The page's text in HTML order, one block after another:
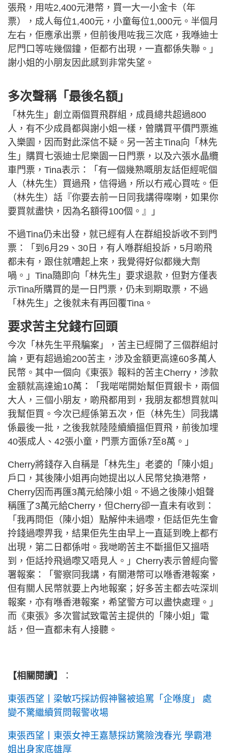
張飛，用咗2,400元港幣，買一大一小金卡（年
票），成人每位1,400元，小童每位1,000元。半個月
左右，佢應承出票，但前後甩咗我三次底，我喺迪士
尼門口等咗幾個鐘，佢都冇出現，一直都係失聯。」
謝小姐的小朋友因此感到非常失望。
多次聲稱「最後名額」
「林先生」創立兩個買飛群組，成員總共超過800
人，有不少成員都與謝小姐一樣，曾購買平價門票進
入樂園，因而對此深信不疑。另一苦主Tina向「林先
生」購買七張迪士尼樂園一日門票，以及六張水晶纜
車門票，Tina表示：「有一個幾熟嘅朋友話佢經呢個
人（林先生）買過飛，信得過，所以冇戒心買咗。佢
（林先生）話『你要去前一日同我講得㗎喇，如果你
要買就盡快，因為名額得100個。』」
不過Tina仍未出發，就已經有人在群組投訴收不到門
票：「到6月29、30日，有人喺群組投訴，5月啲飛
都未有，跟住就嘈起上來，我覺得好似都幾大劑
喎。」Tina隨即向「林先生」要求退款，但對方僅表
示Tina所購買的是一日門票，仍未到期取票，不過
「林先生」之後就未有再回覆Tina。
要求苦主兌錢冇回頭
今次「林先生平飛騙案」，苦主已經開了三個群組討
論，更有超過逾200苦主，涉及金額更高達60多萬人
民幣。其中一個向《東張》報料的苦主Cherry，涉款
金額就高達逾10萬：「我啱啱開始幫佢買銀卡，兩個
大人，三個小朋友，啲飛都用到，我朋友都想買就叫
我幫佢買。今次已經係第五次，佢（林先生）同我講
係最後一批，之後我就陸陸續續搵佢買飛，前後加埋
40張成人、42張小童，門票方面係7至8萬。」
Cherry將錢存入自稱是「林先生」老婆的「陳小姐」
戶口，其後陳小姐再向她提出以人民幣兌換港幣，
Cherry因而再匯3萬元給陳小姐。不過之後陳小姐聲
稱匯了3萬元給Cherry，但Cherry卻一直未有收到：
「我再問佢（陳小姐）點解仲未過嚟，佢話佢先生會
拎錢過嚟畀我，結果佢先生由早上一直延到晚上都冇
出現，第二日都係咁。我哋啲苦主不斷搵佢又搵唔
到，佢話拎飛過嚟又唔見人。」Cherry表示曾經向警
署報案：「警察同我講，有關港幣可以喺香港報案，
但有關人民幣就要上內地報案；好多苦主都去咗深圳
報案，亦有喺香港報案，希望警方可以盡快處理。」
而《東張》多次嘗試致電苦主提供的「陳小姐」電
話，但一直都未有人接聽。
【相關閱讀】 ：
東張西望丨梁敏巧採訪假神醫被追罵「企喺度」 處
變不驚繼續質問報警收場
東張西望丨東張女神王嘉慧採訪驚險洩春光 學霸港
姐出身家底雄厚